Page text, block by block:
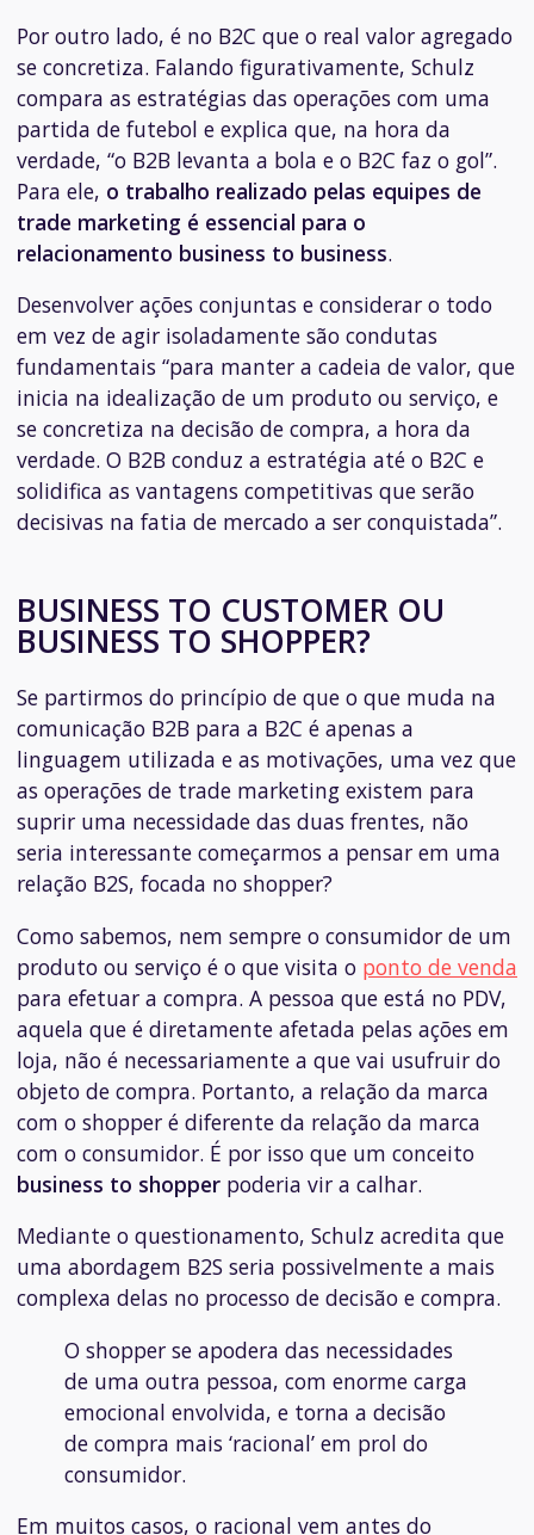
Por outro lado, é no B2C que o real valor agregado
se concretiza. Falando figurativamente, Schulz
compara as estratégias das operações com uma
partida de futebol e explica que, na hora da
verdade, “o B2B levanta a bola e o B2C faz o gol”.
Para ele, o trabalho realizado pelas equipes de
trade marketing é essencial para o
relacionamento business to business.
Desenvolver ações conjuntas e considerar o todo
em vez de agir isoladamente são condutas
fundamentais “para manter a cadeia de valor, que
inicia na idealização de um produto ou serviço, e
se concretiza na decisão de compra, a hora da
verdade. O B2B conduz a estratégia até o B2C e
solidifica as vantagens competitivas que serão
decisivas na fatia de mercado a ser conquistada”.
BUSINESS TO CUSTOMER OU
BUSINESS TO SHOPPER?
Se partirmos do princípio de que o que muda na
comunicação B2B para a B2C é apenas a
linguagem utilizada e as motivações, uma vez que
as operações de trade marketing existem para
suprir uma necessidade das duas frentes, não
seria interessante começarmos a pensar em uma
relação B2S, focada no shopper?
Como sabemos, nem sempre o consumidor de um
produto ou serviço é o que visita o ponto de venda
para efetuar a compra. A pessoa que está no PDV,
aquela que é diretamente afetada pelas ações em
loja, não é necessariamente a que vai usufruir do
objeto de compra. Portanto, a relação da marca
com o shopper é diferente da relação da marca
com o consumidor. É por isso que um conceito
business to shopper poderia vir a calhar.
Mediante o questionamento, Schulz acredita que
uma abordagem B2S seria possivelmente a mais
complexa delas no processo de decisão e compra.
O shopper se apodera das necessidades
de uma outra pessoa, com enorme carga
emocional envolvida, e torna a decisão
de compra mais ‘racional’ em prol do
consumidor.
Em muitos casos, o racional vem antes do